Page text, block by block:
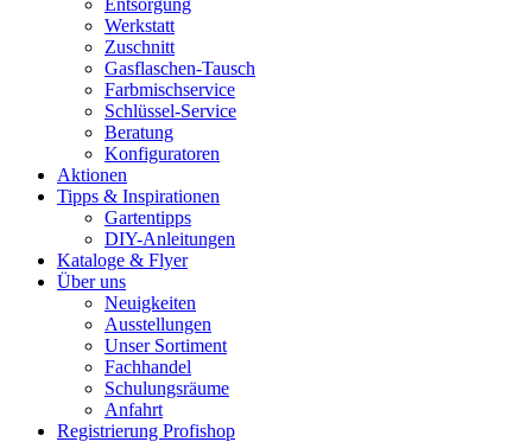
Entsorgung
Werkstatt
Zuschnitt
Gasflaschen-Tausch
Farbmischservice
Schlüssel-Service
Beratung
Konfiguratoren
Aktionen
Tipps & Inspirationen
Gartentipps
DIY-Anleitungen
Kataloge & Flyer
Über uns
Neuigkeiten
Ausstellungen
Unser Sortiment
Fachhandel
Schulungsräume
Anfahrt
Registrierung Profishop